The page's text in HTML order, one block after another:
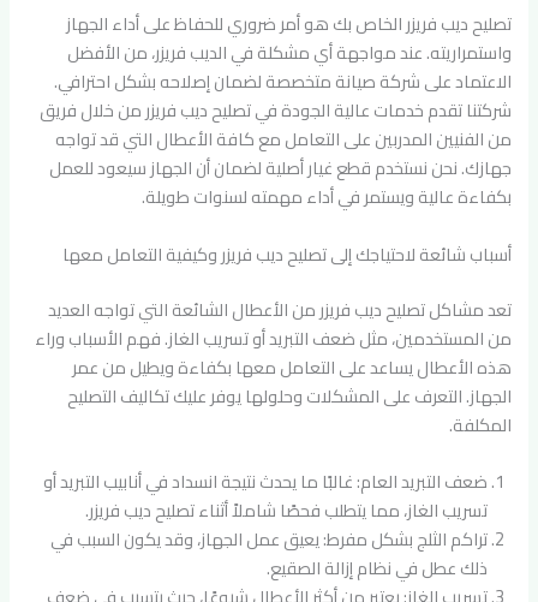
تصليح ديب فريزر الخاص بك هو أمر ضروري للحفاظ على أداء الجهاز
واستمراريته. عند مواجهة أي مشكلة في الديب فريزر، من الأفضل
الاعتماد على شركة صيانة متخصصة لضمان إصلاحه بشكل احترافي.
شركتنا تقدم خدمات عالية الجودة في تصليح ديب فريزر من خلال فريق
من الفنيين المدربين على التعامل مع كافة الأعطال التي قد تواجه
جهازك. نحن نستخدم قطع غيار أصلية لضمان أن الجهاز سيعود للعمل
بكفاءة عالية ويستمر في أداء مهمته لسنوات طويلة.
أسباب شائعة لاحتياجك إلى تصليح ديب فريزر وكيفية التعامل معها
تعد مشاكل تصليح ديب فريزر من الأعطال الشائعة التي تواجه العديد
من المستخدمين، مثل ضعف التبريد أو تسريب الغاز. فهم الأسباب وراء
هذه الأعطال يساعد على التعامل معها بكفاءة ويطيل من عمر
الجهاز. التعرف على المشكلات وحلولها يوفر عليك تكاليف التصليح
المكلفة.
ضعف التبريد العام: غالبًا ما يحدث نتيجة انسداد في أنابيب التبريد أو
تسريب الغاز، مما يتطلب فحصًا شاملاً أثناء تصليح ديب فريزر.
تراكم الثلج بشكل مفرط: يعيق عمل الجهاز، وقد يكون السبب في
ذلك عطل في نظام إزالة الصقيع.